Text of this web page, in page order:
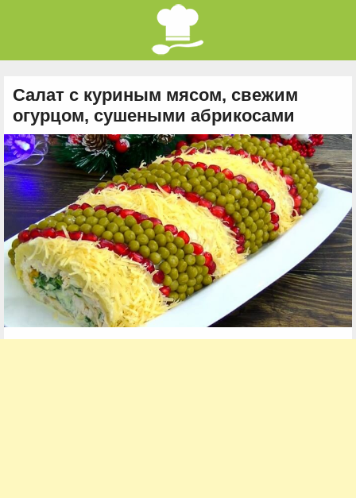
Салат с куриным мясом, свежим
огурцом, сушеными абрикосами